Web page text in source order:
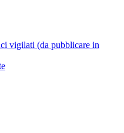
vigilati (da pubblicare in